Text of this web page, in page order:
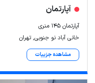
آپارتمان
آپارتمان ۱۴۵ منری
خانی آباد نو جنوبی, تهران
مشاهده جزییات